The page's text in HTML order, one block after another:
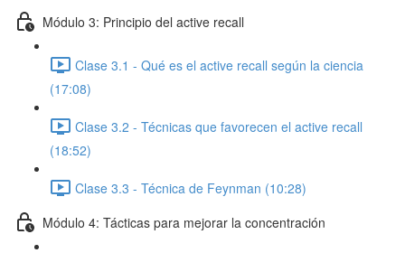
Módulo 3: Principio del active recall
Clase 3.1 - Qué es el active recall según la ciencia
(17:08)
Clase 3.2 - Técnicas que favorecen el active recall
(18:52)
Clase 3.3 - Técnica de Feynman (10:28)
Módulo 4: Tácticas para mejorar la concentración